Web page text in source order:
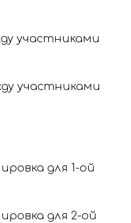
участниками
участниками
для 1-ой
для 2-ой